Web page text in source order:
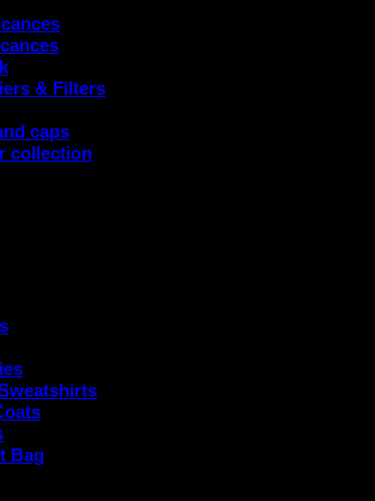
& Filters
caps
collection
Bag